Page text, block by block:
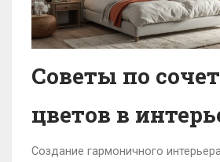
Советы по
цветов в
Создание гармоничного